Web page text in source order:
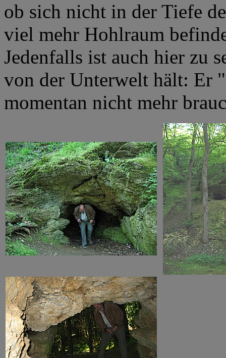
ob sich nicht in der Tiefe
viel mehr Hohlraum
Jedenfalls ist auch hier zu
von der Unterwelt hält: Er
momentan nicht mehr